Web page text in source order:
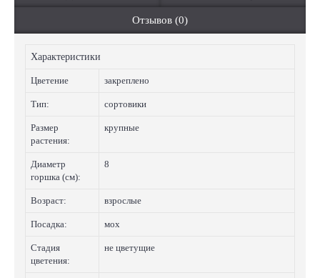
Отзывов (0)
Характеристики
Цветение закреплено
Тип: сортовики
Размер
растения:
крупные
Диаметр
горшка (см):
8
Возраст: взрослые
Посадка: мох
Стадия
цветения:
не цветущие